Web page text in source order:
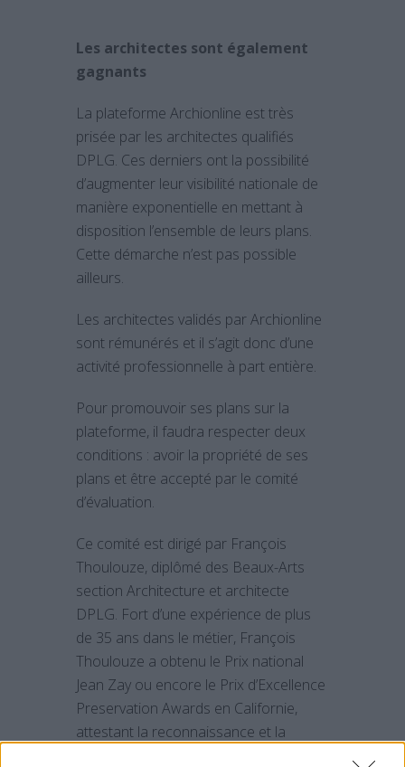
Les architectes sont également
gagnants
La plateforme Archionline est très
prisée par les architectes qualifiés
DPLG. Ces derniers ont la possibilité
d’augmenter leur visibilité nationale de
manière exponentielle en mettant à
disposition l’ensemble de leurs plans.
Cette démarche n’est pas possible
ailleurs.
Les architectes validés par Archionline
sont rémunérés et il s’agit donc d’une
activité professionnelle à part entière.
Pour promouvoir ses plans sur la
plateforme, il faudra respecter deux
conditions : avoir la propriété de ses
plans et être accepté par le comité
d’évaluation.
Ce comité est dirigé par François
Thoulouze, diplômé des Beaux-Arts
section Architecture et architecte
DPLG. Fort d’une expérience de plus
de 35 ans dans le métier, François
Thoulouze a obtenu le Prix national
Jean Zay ou encore le Prix d’Excellence
Preservation Awards en Californie,
attestant la reconnaissance et la